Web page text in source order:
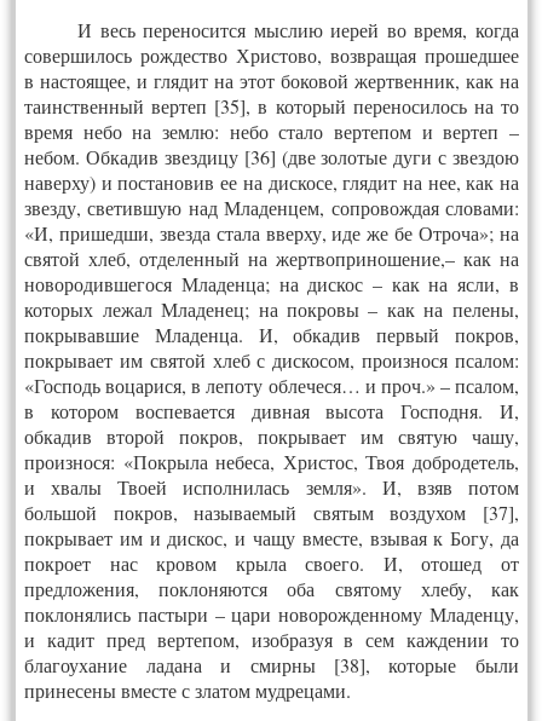
И весь переносится мыслию иерей во время, когда
совершилось рождество Христово, возвращая прошедшее
в настоящее, и глядит на этот боковой жертвенник, как на
таинственный вертеп [35], в который переносилось на то
время небо на землю: небо стало вертепом и вертеп –
небом. Обкадив звездицу [36] (две золотые дуги с звездою
наверху) и постановив ее на дискосе, глядит на нее, как на
звезду, светившую над Младенцем, сопровождая словами:
«И, пришедши, звезда стала вверху, иде же бе Отроча»; на
святой хлеб, отделенный на жертвоприношение,– как на
новородившегося Младенца; на дискос – как на ясли, в
которых лежал Младенец; на покровы – как на пелены,
покрывавшие Младенца. И, обкадив первый покров,
покрывает им святой хлеб с дискосом, произнося псалом:
«Господь воцарися, в лепоту облечеся… и проч.» – псалом,
в котором воспевается дивная высота Господня. И,
обкадив второй покров, покрывает им святую чашу,
произнося: «Покрыла небеса, Христос, Твоя добродетель,
и хвалы Твоей исполнилась земля». И, взяв потом
большой покров, называемый святым воздухом [37],
покрывает им и дискос, и чащу вместе, взывая к Богу, да
покроет нас кровом крыла своего. И, отошед от
предложения, поклоняются оба святому хлебу, как
поклонялись пастыри – цари новорожденному Младенцу,
и кадит пред вертепом, изобразуя в сем каждении то
благоухание ладана и смирны [38], которые были
принесены вместе с златом мудрецами.